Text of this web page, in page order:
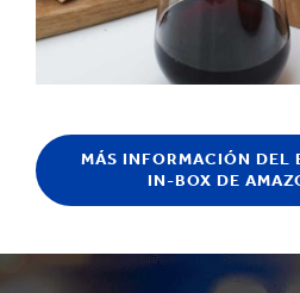
MÁS INFORMACIÓN DEL
IN-BOX DE